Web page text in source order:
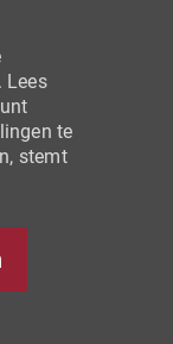
Lees
te
stemt